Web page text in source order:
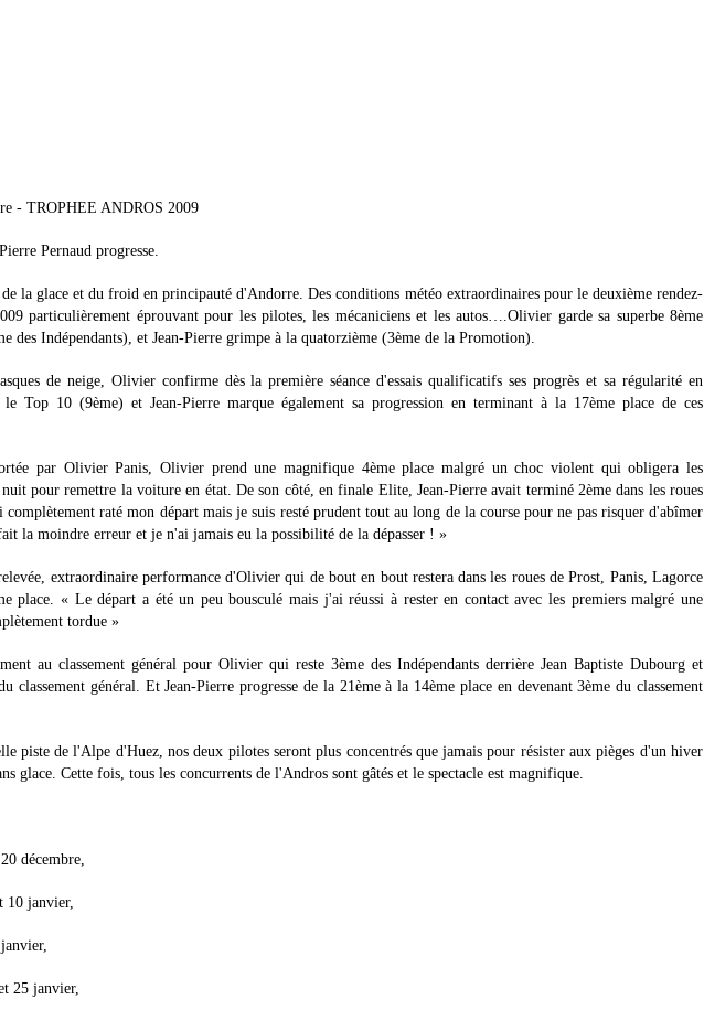
- TROPHEE ANDROS 2009
Pernaud progresse.
la glace et du froid en principauté d'Andorre. Des conditions météo extraordinaires pour le deuxième rendez-
particulièrement éprouvant pour les pilotes, les mécaniciens et les autos….Olivier garde sa superbe 8ème
des Indépendants), et Jean-Pierre grimpe à la quatorzième (3ème de la Promotion).
de neige, Olivier confirme dès la première séance d'essais qualificatifs ses progrès et sa régularité en
Top 10 (9ème) et Jean-Pierre marque également sa progression en terminant à la 17ème place de ces
par Olivier Panis, Olivier prend une magnifique 4ème place malgré un choc violent qui obligera les
pour remettre la voiture en état. De son côté, en finale Elite, Jean-Pierre avait terminé 2ème dans les roues
raté mon départ mais je suis resté prudent tout au long de la course pour ne pas risquer d'abîmer
la moindre erreur et je n'ai jamais eu la possibilité de la dépasser ! »
extraordinaire performance d'Olivier qui de bout en bout restera dans les roues de Prost, Panis, Lagorce
place. « Le départ a été un peu bousculé mais j'ai réussi à rester en contact avec les premiers malgré une
tordue »
au classement général pour Olivier qui reste 3ème des Indépendants derrière Jean Baptiste Dubourg et
classement général. Et Jean-Pierre progresse de la 21ème à la 14ème place en devenant 3ème du classement
piste de l'Alpe d'Huez, nos deux pilotes seront plus concentrés que jamais pour résister aux pièges d'un hiver
glace. Cette fois, tous les concurrents de l'Andros sont gâtés et le spectacle est magnifique.
décembre,
10 janvier,
25 janvier,